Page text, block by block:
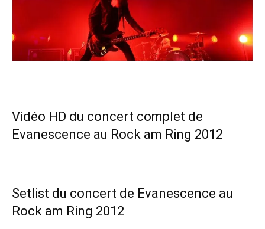
Vidéo HD du concert complet de
Evanescence au Rock am Ring 2012
Setlist du concert de Evanescence au
Rock am Ring 2012